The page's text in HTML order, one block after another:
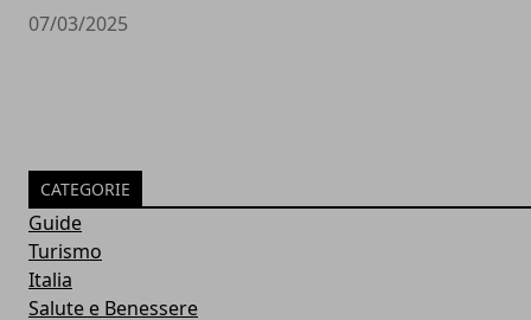
07/03/2025
CATEGORIE
Guide
Turismo
Italia
Salute e Benessere